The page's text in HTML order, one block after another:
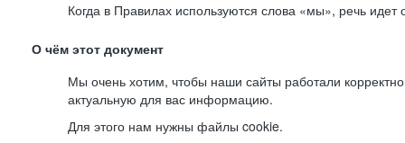
Когда в Правилах используются слова «мы», речь
О чём этот документ
Мы очень хотим, чтобы наши сайты работали
актуальную для вас информацию.
Для этого нам нужны файлы cookie.